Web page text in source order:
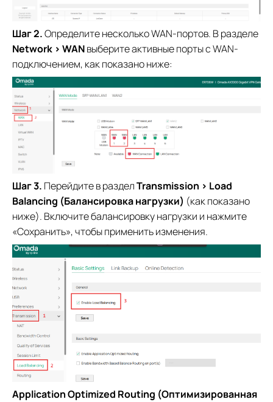
Шаг 2.Определите несколько WAN-портов. В разделе
Network > WANвыберите активные порты с WAN-
подключением, как показано ниже:
Шаг 3. Перейдите в разделTransmission > Load
Balancing (Балансировка нагрузки) (как показано
ниже). Включите балансировку нагрузки и нажмите
«Сохранить», чтобы применить изменения.
Application Optimized Routing (Оптимизированная